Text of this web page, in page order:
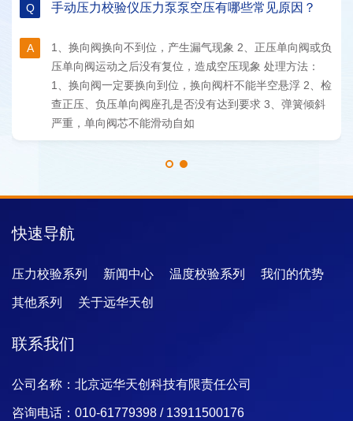
手动压力校验仪压力泵泵空压有哪些常见原因？
1、换向阀换向不到位，产生漏气现象 2、正压单向阀或负
压单向阀运动之后没有复位，造成空压现象 处理方法：
1、换向阀一定要换向到位，换向阀杆不能半空悬浮 2、检
查正压、负压单向阀座孔是否没有达到要求 3、弹簧倾斜
严重，单向阀芯不能滑动自如
快速导航
压力校验系列 新闻中心 温度校验系列 我们的优势
其他系列 关于远华天创
联系我们
公司名称：北京远华天创科技有限责任公司
咨询电话：010-61779398 / 13911500176